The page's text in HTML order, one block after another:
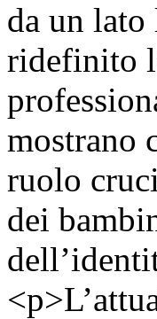
da un
ridefinito
mostrano
ruolo
dei